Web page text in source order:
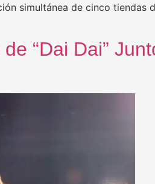
simultánea de cinco tiendas
“Dai Dai”